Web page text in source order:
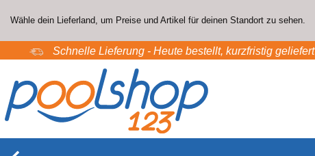
Wähle dein Lieferland, um Preise und Artikel für deinen Standort zu sehen.
Schnelle Lieferung - Heute bestellt, kurzfristig geliefert